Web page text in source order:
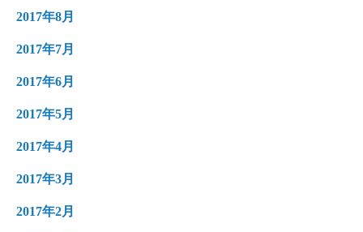
2017年8月
2017年7月
2017年6月
2017年5月
2017年4月
2017年3月
2017年2月